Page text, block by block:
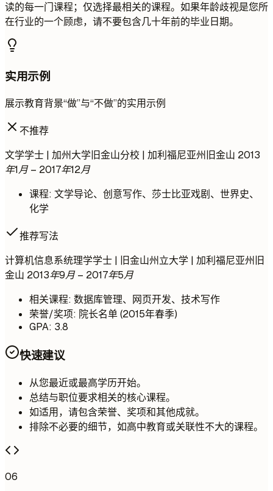
读的每一门课程；仅选择最相关的课程。如果年龄歧视是您所
在行业的一个顾虑，请不要包含几十年前的毕业日期。
实用示例
展示教育背景“做”与“不做”的实用示例
不推荐
文学学士 | 加州大学旧金山分校 | 加利福尼亚州旧金山 2013
年1月 – 2017年12月
课程: 文学导论、创意写作、莎士比亚戏剧、世界史、
化学
推荐写法
计算机信息系统理学学士 | 旧金山州立大学 | 加利福尼亚州旧
金山 2013年9月 – 2017年5月
相关课程: 数据库管理、网页开发、技术写作
荣誉/奖项: 院长名单 (2015年春季)
GPA: 3.8
快速建议
从您最近或最高学历开始。
总结与职位要求相关的核心课程。
如适用，请包含荣誉、奖项和其他成就。
排除不必要的细节，如高中教育或关联性不大的课程。
06